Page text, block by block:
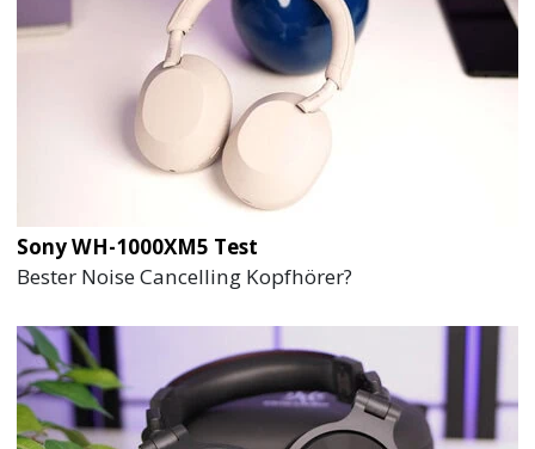
Sony WH-1000XM5 Test
Bester Noise Cancelling Kopfhörer?